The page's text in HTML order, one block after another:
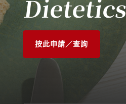
Dietetics
按此申請／查詢